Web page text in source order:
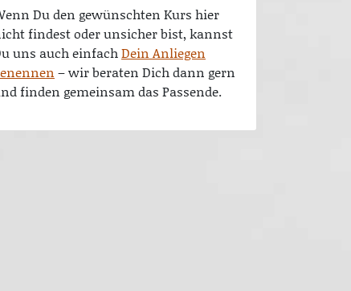
Du den gewünschten Kurs hier
findest oder unsicher bist, kannst
uns auch einfachDein Anliegen
– wir beraten Dich dann gern
finden gemeinsam das Passende.